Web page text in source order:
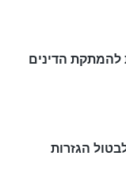
במרתפי
של
שורדת השואה שחוגגת 100:
השנים"